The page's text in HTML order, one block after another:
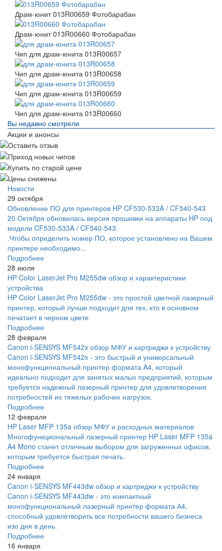
Драм-юнит 013R00659 Фотобарабан
Драм-юнит 013R00660 Фотобарабан
Чип для драм-юнита 013R00657
Чип для драм-юнита 013R00658
Чип для драм-юнита 013R00659
Чип для драм-юнита 013R00660
Вы недавно смотрели
Акции и анонсы
Новости
29 октября
Обновление ПО для принтеров HP CF530-533A / CF540-543
20 Октября обновилась версия прошивки на аппараты HP под
модели CF530-533A / CF540-543.
.Чтобы определить номер ПО, которое установлено на Вашем
принтере необходимо...
Подробнее
28 июля
HP Color LaserJet Pro M255dw обзор и характеристики
устройства
HP Color LaserJet Pro M255dw - это простой цветной лазерный
принтер, который лучше подходит для тех, кто в основном
печатает в черном цвете
Подробнее
28 февраля
Canon i-SENSYS MF542x обзор МФУ и картриджи к устройству
Canon i-SENSYS MF542x - это быстрый и универсальный
монофункциональный принтер формата A4, который
идеально подходит для занятых малых предприятий, которым
требуется надежный лазерный принтер для удовлетворения
потребностей их тяжелых рабочих нагрузок.
Подробнее
12 февраля
HP Laser MFP 135a обзор МФУ и расходных материалов
Многофункциональный лазерный принтер HP Laser MFP 135a
A4 Mono станет отличным выбором для загруженных офисов,
которым требуется быстрая печать.
Подробнее
24 января
Canon i-SENSYS MF443dw обзор и картриджи к устройству
Canon i-SENSYS MF443dw - это компактный
монофункциональный лазерный принтер формата А4,
способный удовлетворить все потребности вашего бизнеса
изо дня в день.
Подробнее
16 января